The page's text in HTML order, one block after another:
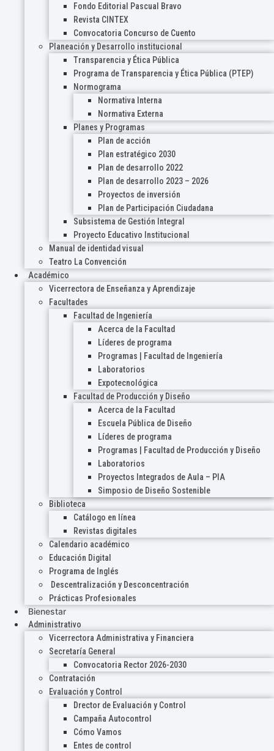
Fondo Editorial Pascual Bravo
Revista CINTEX
Convocatoria Concurso de Cuento
Planeación y Desarrollo institucional
Transparencia y Ética Pública
Programa de Transparencia y Ética Pública (PTEP)
Normograma
Normativa Interna
Normativa Externa
Planes y Programas
Plan de acción
Plan estratégico 2030
Plan de desarrollo 2022
Plan de desarrollo 2023 – 2026
Proyectos de inversión
Plan de Participación Ciudadana
Subsistema de Gestión Integral
Proyecto Educativo Institucional
Manual de identidad visual
Teatro La Convención
Académico
Vicerrectora de Enseñanza y Aprendizaje
Facultades
Facultad de Ingeniería
Acerca de la Facultad
Líderes de programa
Programas | Facultad de Ingeniería
Laboratorios
Expotecnológica
Facultad de Producción y Diseño
Acerca de la Facultad
Escuela Pública de Diseño
Líderes de programa
Programas | Facultad de Producción y Diseño
Laboratorios
Proyectos Integrados de Aula – PIA
Simposio de Diseño Sostenible
Biblioteca
Catálogo en línea
Revistas digitales
Calendario académico
Educación Digital
Programa de Inglés
Descentralización y Desconcentración
Prácticas Profesionales
Bienestar
Administrativo
Vicerrectora Administrativa y Financiera
Secretaría General
Convocatoria Rector 2026-2030
Contratación
Evaluación y Control
Drector de Evaluación y Control
Campaña Autocontrol
Cómo Vamos
Entes de control